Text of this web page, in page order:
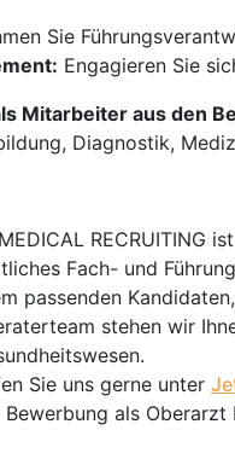
Sie
Engagieren Sie
Mitarbeiter aus den
Diagnostik,
MEDICAL
Fach- und
passenden
stehen wir
Sie uns gerne unter
als